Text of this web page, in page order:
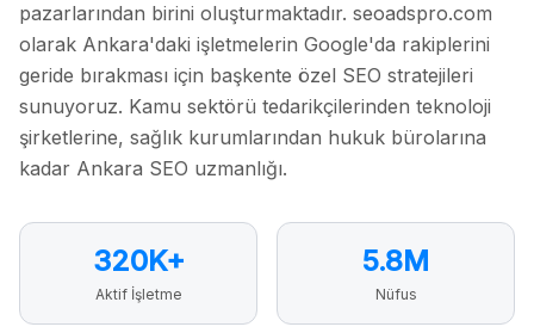
pazarlarından birini oluşturmaktadır. seoadspro.com
olarak Ankara'daki işletmelerin Google'da rakiplerini
geride bırakması için başkente özel SEO stratejileri
sunuyoruz. Kamu sektörü tedarikçilerinden teknoloji
şirketlerine, sağlık kurumlarından hukuk bürolarına
kadar Ankara SEO uzmanlığı.
320K+
Aktif İşletme
5.8M
Nüfus